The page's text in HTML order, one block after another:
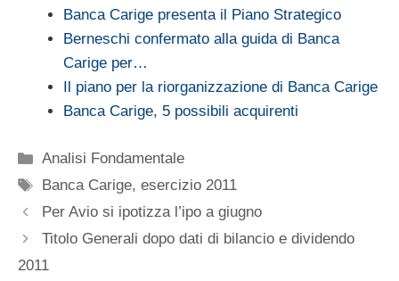
Banca Carige presenta il Piano Strategico
Berneschi confermato alla guida di Banca
Carige per…
Il piano per la riorganizzazione di Banca Carige
Banca Carige, 5 possibili acquirenti
Categorie
Analisi Fondamentale
Tag
Banca Carige,esercizio 2011
Per Avio si ipotizza l’ipo a giugno
Titolo Generali dopo dati di bilancio e dividendo
2011